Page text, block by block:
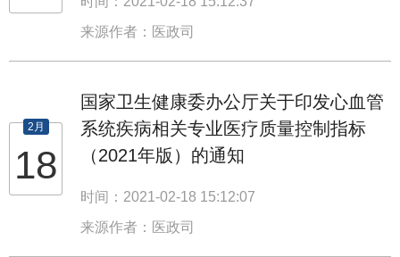
来源作者：医政司
2月
18
国家卫生健康委办公厅关于印发心血管
系统疾病相关专业医疗质量控制指标
（2021年版）的通知
时间：2021-02-18 15:12:07
来源作者：医政司